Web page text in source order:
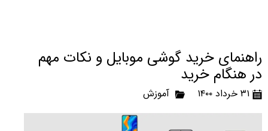
راهنمای خرید گوشی موبایل و نکات مهم
در هنگام خرید
۳۱ خرداد ۱۴۰۰ آموزش